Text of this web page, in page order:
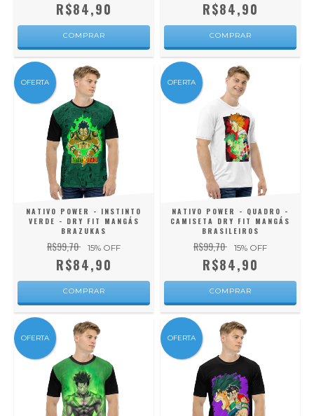
R$84,90
COMPRAR
R$84,90
COMPRAR
OFERTA
NATIVO POWER - INSTINTO
VERDE - DRY FIT MANGÁS
BRAZUKAS
R$99,70 15% OFF
R$84,90
COMPRAR
OFERTA
NATIVO POWER - QUADRO -
CAMISETA DRY FIT MANGÁS
BRASILEIROS
R$99,70 15% OFF
R$84,90
COMPRAR
OFERTA OFERTA